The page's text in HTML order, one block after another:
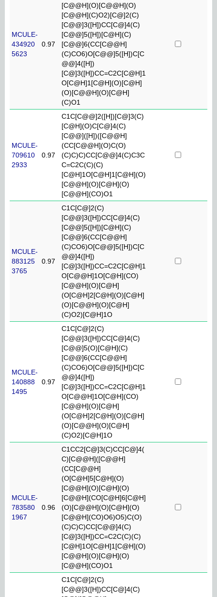
MCULE-
434920
5623
0.97
[C@@H](O)[C@@H](O)
[C@@H](C)O2)[C@]2(C)
[C@@]3([H])CC[C@]4(C)
[C@@]5([H])[C@H](C)
[C@@]6(CC[C@@H]
(C)CO6)O[C@@]5([H])C[C
@@]4([H])
[C@]3([H])CC=C2C[C@H]1
O[C@H]1[C@H](O)[C@H]
(O)[C@@H](O)[C@H]
(C)O1
MCULE-
709610
2933
0.97
C1C[C@@]2([H])[C@]3(C)
[C@H](O)C[C@]4(C)
[C@@]([H])([C@@H]
(CC[C@@H](O)C(O)
(C)C)C)CC[C@@]4(C)C3C
C=C2C(C)(C)
[C@H]1O[C@H]1[C@H](O)
[C@@H](O)[C@H](O)
[C@@H](CO)O1
MCULE-
883125
3765
0.97
C1C[C@]2(C)
[C@@]3([H])CC[C@]4(C)
[C@@]5([H])[C@H](C)
[C@@]6(CC[C@@H]
(C)CO6)O[C@@]5([H])C[C
@@]4([H])
[C@]3([H])CC=C2C[C@H]1
O[C@@H]1O[C@H](CO)
[C@@H](O)[C@H]
(O[C@H]2[C@H](O)[C@H]
(O)[C@@H](O)[C@H]
(C)O2)[C@H]1O
MCULE-
140888
1495
0.97
C1C[C@]2(C)
[C@@]3([H])CC[C@]4(C)
[C@@]5(O)[C@H](C)
[C@@]6(CC[C@@H]
(C)CO6)O[C@@]5([H])C[C
@@]4([H])
[C@]3([H])CC=C2C[C@H]1
O[C@@H]1O[C@H](CO)
[C@@H](O)[C@H]
(O[C@H]2[C@H](O)[C@H]
(O)[C@@H](O)[C@H]
(C)O2)[C@H]1O
MCULE-
783580
1967
0.96
C1CC2[C@]3(C)CC[C@]4(
C)[C@@H]([C@@H]
(CC[C@@H]
(O[C@H]5[C@H](O)
[C@@H](O)[C@H](O)
[C@@H](CO[C@H]6[C@H]
(O)[C@@H](O)[C@H](O)
[C@@H](CO)O6)O5)C(O)
(C)C)C)CC[C@@]4(C)
[C@]3([H])CC=C2C(C)(C)
[C@H]1O[C@H]1[C@H](O)
[C@@H](O)[C@H](O)
[C@@H](CO)O1
C1C[C@]2(C)
[C@@]3([H])CC[C@]4(C)